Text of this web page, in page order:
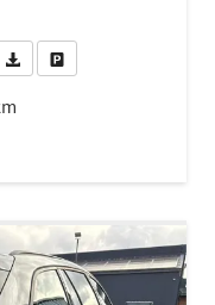
rufen Sie an
PDF-Datei, Fahrzeugexposé